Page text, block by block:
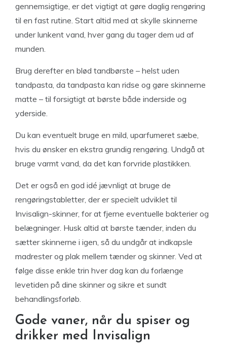
gennemsigtige, er det vigtigt at gøre daglig rengøring
til en fast rutine. Start altid med at skylle skinnerne
under lunkent vand, hver gang du tager dem ud af
munden.
Brug derefter en blød tandbørste – helst uden
tandpasta, da tandpasta kan ridse og gøre skinnerne
matte – til forsigtigt at børste både inderside og
yderside.
Du kan eventuelt bruge en mild, uparfumeret sæbe,
hvis du ønsker en ekstra grundig rengøring. Undgå at
bruge varmt vand, da det kan forvride plastikken.
Det er også en god idé jævnligt at bruge de
rengøringstabletter, der er specielt udviklet til
Invisalign-skinner, for at fjerne eventuelle bakterier og
belægninger. Husk altid at børste tænder, inden du
sætter skinnerne i igen, så du undgår at indkapsle
madrester og plak mellem tænder og skinner. Ved at
følge disse enkle trin hver dag kan du forlænge
levetiden på dine skinner og sikre et sundt
behandlingsforløb.
Gode vaner, når du spiser og
drikker med Invisalign